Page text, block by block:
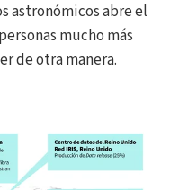
astronómicos abre el
mucho más
de otra manera.